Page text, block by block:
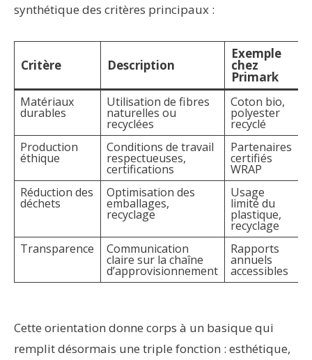
synthétique des critères principaux :
Critère Description
Exemple
chez
Primark
Matériaux
durables
Utilisation de fibres
naturelles ou
recyclées
Coton bio,
polyester
recyclé
Production
éthique
Conditions de travail
respectueuses,
certifications
Partenaires
certifiés
WRAP
Réduction des
déchets
Optimisation des
emballages,
recyclage
Usage
limité du
plastique,
recyclage
Transparence Communication
claire sur la chaîne
d’approvisionnement
Rapports
annuels
accessibles
Cette orientation donne corps à un basique qui
remplit désormais une triple fonction : esthétique,